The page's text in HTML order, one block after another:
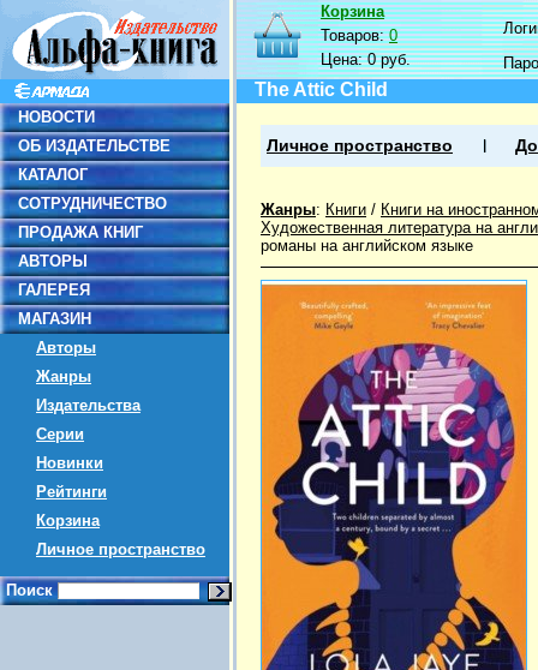
НОВОСТИ
ОБ ИЗДАТЕЛЬСТВЕ
КАТАЛОГ
СОТРУДНИЧЕСТВО
ПРОДАЖА КНИГ
АВТОРЫ
ГАЛЕРЕЯ
МАГАЗИН
Авторы
Жанры
Издательства
Серии
Новинки
Рейтинги
Корзина
Личное пространство
Поиск
Корзина
Товаров:0
Цена:0 руб.
The Attic Child
Личное пространство
Жанры: Книги / Книги на
Художественная литература на
романы на английском языке